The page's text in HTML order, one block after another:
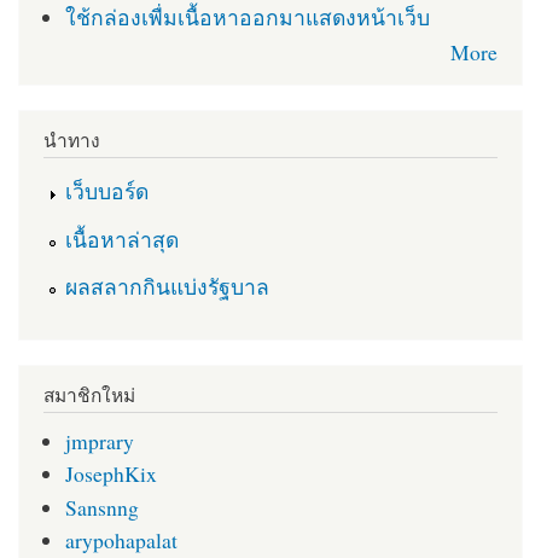
ใช้กล่องเพื่มเนื้อหาออกมาแสดงหน้าเว็บ
More
นำทาง
เว็บบอร์ด
เนื้อหาล่าสุด
ผลสลากกินแบ่งรัฐบาล
สมาชิกใหม่
jmprary
JosephKix
Sansnng
arypohapalat